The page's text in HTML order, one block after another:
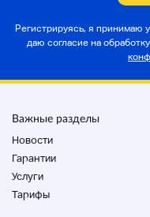
включает в себя
часть кабеля),
Доступ к
Регистрируясь, я принимаю
даю согласие на
Важные разделы
Новости
Гарантии
Услуги
Тарифы